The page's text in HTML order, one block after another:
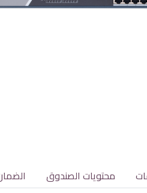
محتويات الصندوق